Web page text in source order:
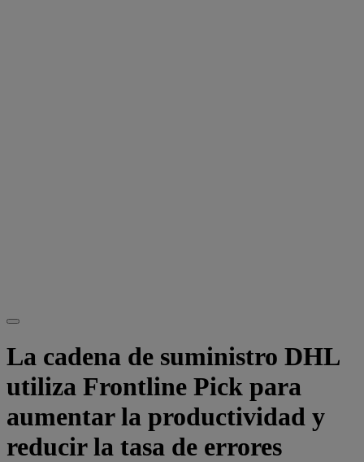
La cadena de suministro DHL
utiliza Frontline Pick para
aumentar la productividad y
reducir la tasa de errores